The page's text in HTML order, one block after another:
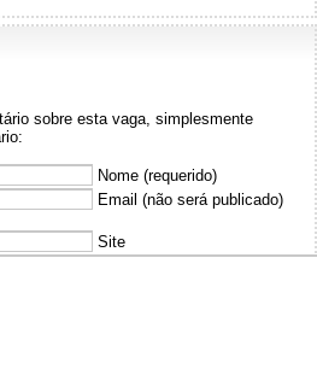
sobre esta vaga, simplesmente
Nome (requerido)
Email (não será publicado)
Site